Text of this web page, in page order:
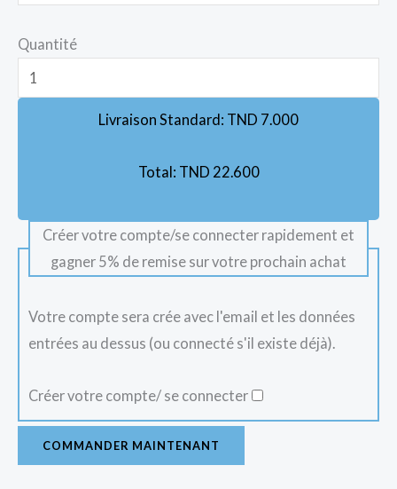
Quantité
Livraison Standard: TND 7.000
Total: TND 22.600
Créer votre compte/se connecter rapidement et
gagner 5% de remise sur votre prochain achat
Votre compte sera crée avec l'email et les données
entrées au dessus (ou connecté s'il existe déjà).
Créer votre compte/ se connecter
COMMANDER MAINTENANT